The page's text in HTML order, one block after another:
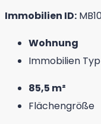
Immobilien ID:
Wohnung
Immobilien Typ
85,5 m²
Flächengröße